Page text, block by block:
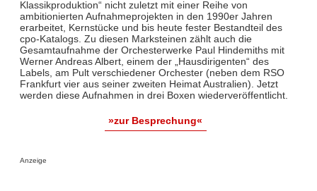
Klassikproduktion“ nicht zuletzt mit einer Reihe von
ambitionierten Aufnahmeprojekten in den 1990er Jahren
erarbeitet, Kernstücke und bis heute fester Bestandteil des
cpo-Katalogs. Zu diesen Marksteinen zählt auch die
Gesamtaufnahme der Orchesterwerke Paul Hindemiths mit
Werner Andreas Albert, einem der „Hausdirigenten“ des
Labels, am Pult verschiedener Orchester (neben dem RSO
Frankfurt vier aus seiner zweiten Heimat Australien). Jetzt
werden diese Aufnahmen in drei Boxen wiederveröffentlicht.
»zur Besprechung«
Anzeige